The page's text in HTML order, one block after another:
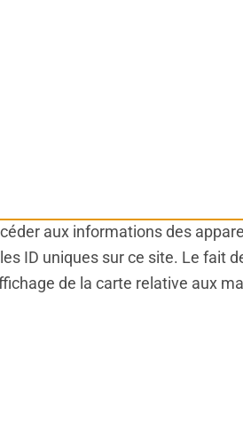
aux informations des
ID uniques sur ce site. Le fait
de la carte relative aux